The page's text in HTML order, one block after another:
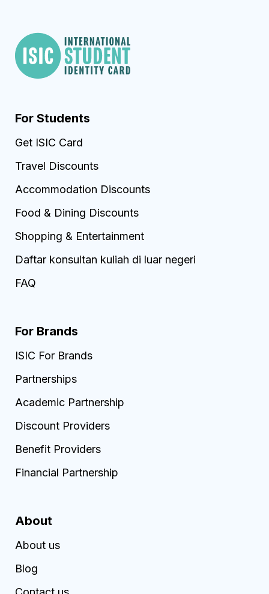
For Students
Get ISIC Card
Travel Discounts
Accommodation Discounts
Food & Dining Discounts
Shopping & Entertainment
Daftar konsultan kuliah di luar negeri
FAQ
For Brands
ISIC For Brands
Partnerships
Academic Partnership
Discount Providers
Benefit Providers
Financial Partnership
About
About us
Blog